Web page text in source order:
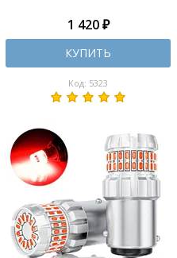
1 420 ₽
КУПИТЬ
Код: 5323